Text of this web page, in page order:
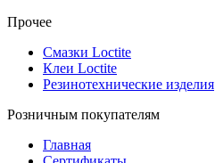
Прочее
Смазки Loctite
Клеи Loctite
Резинотехнические изделия
Розничным покупателям
Главная